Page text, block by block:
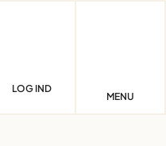
LOG IND
MENU